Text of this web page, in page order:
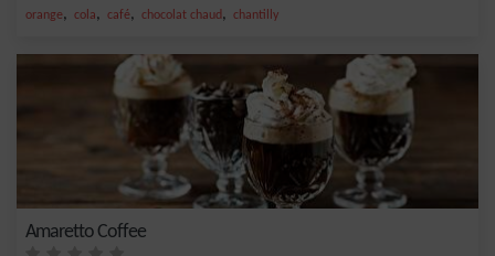
orange, cola, café, chocolat chaud , chantilly
Amaretto Coffee